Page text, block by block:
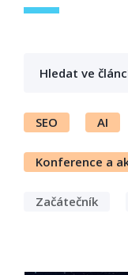
SEO AI
Konference a
Začátečník